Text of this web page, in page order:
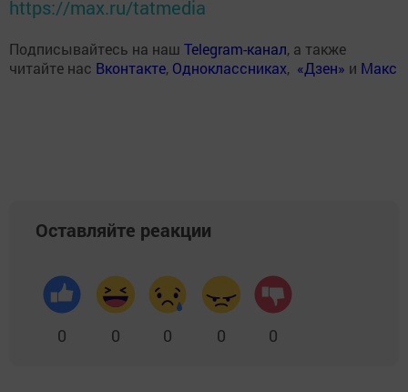
https://max.ru/tatmedia
Подписывайтесь на наш Telegram-канал, а также
читайте нас Вконтакте, Одноклассниках, «Дзен» и Макс
Оставляйте реакции
0 0 0 0 0